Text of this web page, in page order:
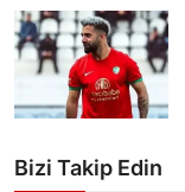
Bizi Takip Edin